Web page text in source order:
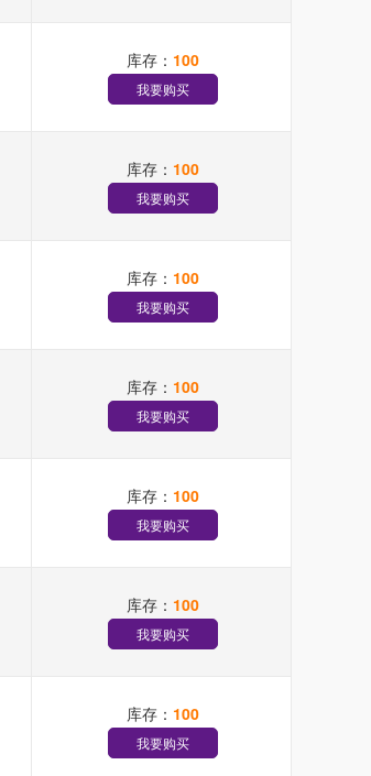
库存： 100
我要购买
库存： 100
我要购买
库存： 100
我要购买
库存： 100
我要购买
库存： 100
我要购买
库存： 100
我要购买
库存： 100
我要购买